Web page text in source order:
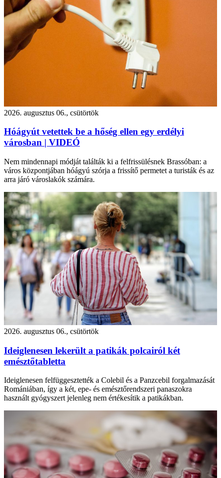
2026. augusztus 06., csütörtök
Hóágyút vetettek be a hőség ellen egy erdélyi
városban | VIDEÓ
Nem mindennapi módját találták ki a felfrissülésnek Brassóban: a
város központjában hóágyú szórja a frissítő permetet a turisták és az
arra járó városlakók számára.
2026. augusztus 06., csütörtök
Ideiglenesen lekerült a patikák polcairól két
emésztőtabletta
Ideiglenesen felfüggesztették a Colebil és a Panzcebil forgalmazását
Romániában, így a két, epe- és emésztőrendszeri panaszokra
használt gyógyszert jelenleg nem értékesítik a patikákban.